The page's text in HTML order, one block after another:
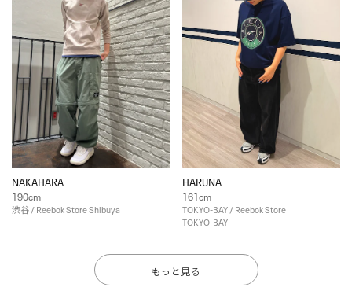
NAKAHARA
190cm
渋谷 / Reebok Store Shibuya
HARUNA
161cm
TOKYO-BAY / Reebok Store
TOKYO-BAY
もっと見る